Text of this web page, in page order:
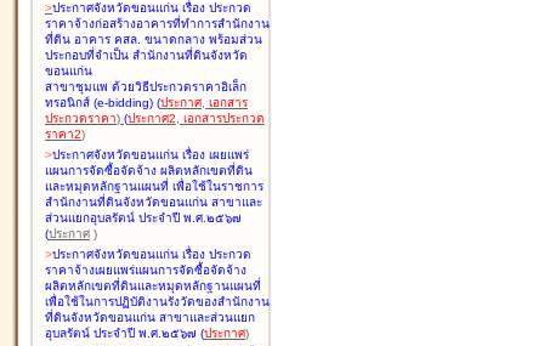
>ประกาศจังหวัดขอนแก่น เรื่อง ประกวด
ราคาจ้างก่อสร้างอาคารที่ทำการสำนักงาน
ที่ดิน อาคาร คสล. ขนาดกลาง พร้อมส่วน
ประกอบที่จำเป็น สำนักงานที่ดินจังหวัด
ขอนแก่น
สาขาชุมแพ ด้วยวิธีประกวดราคาอิเล็ก
ทรอนิกส์ (e-bidding) (ประกาศ, เอกสาร
ประกวดราคา) (ประกาศ2, เอกสารประกวด
ราคา2)
>ประกาศจังหวัดขอนแก่น เรื่อง เผยแพร่
แผนการจัดซื้อจัดจ้าง ผลิตหลักเขตที่ดิน
และหมุดหลักฐานแผนที่ เพื่อใช้ในราชการ
สำนักงานที่ดินจังหวัดขอนแก่น สาขาและ
ส่วนแยกอุบลรัตน์ ประจำปี พ.ศ.๒๕๖๗
(ประกาศ )
>ประกาศจังหวัดขอนแก่น เรื่อง ประกวด
ราคาจ้างเผยแพร่แผนการจัดซื้อจัดจ้าง
ผลิตหลักเขตที่ดินและหมุดหลักฐานแผนที่
เพื่อใช้ในการปฏิบัติงานรังวัดของสำนักงาน
ที่ดินจังหวัดขอนแก่น สาขาและส่วนแยก
อุบลรัตน์ ประจำปี พ.ศ.๒๕๖๗ (ประกาศ)